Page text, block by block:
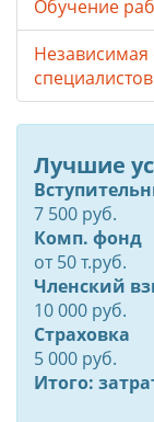
Обучение
Независимая
Лучшие
7 500 руб.
Комп. фонд
от50т.руб.
Членский
10 000 руб.
Страховка
5 000 руб.
Итого: